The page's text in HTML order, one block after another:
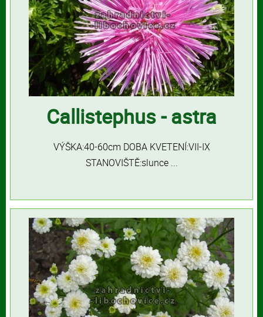
Callistephus - astra
VÝŠKA:40-60cm DOBA KVETENÍ:VII-IX
STANOVIŠTĚ:slunce ...